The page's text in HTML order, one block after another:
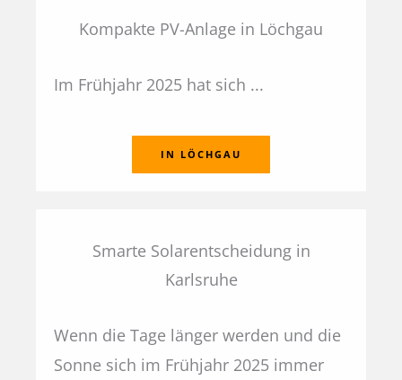
Kompakte PV-Anlage in Löchgau
Im Frühjahr 2025 hat sich ...
IN LÖCHGAU
Smarte Solarentscheidung in
Karlsruhe
Wenn die Tage länger werden und die
Sonne sich im Frühjahr 2025 immer